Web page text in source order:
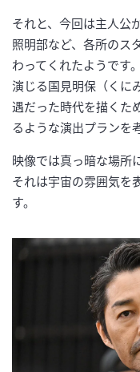
それと、今回は主人公
照明部など、各所のス
わってくれたようです
演じる国見明保（くに
遇だった時代を描くた
るような演出プランを
映像では真っ暗な場所
それは宇宙の雰囲気を
す。